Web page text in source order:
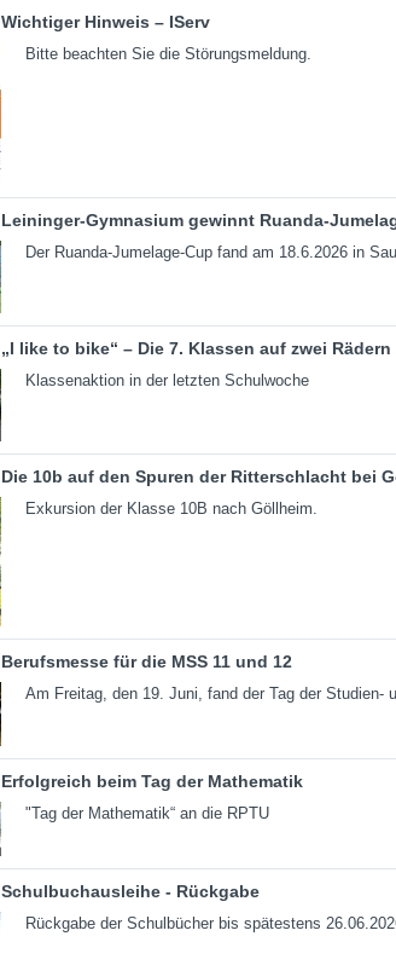
Wichtiger Hinweis – IServ
Bitte beachten Sie die Störungsmeldung.
Leininger-Gymnasium gewinnt Ruanda-
Der Ruanda-Jumelage-Cup fand am 18.6.2026 in
„I like to bike“ – Die 7. Klassen auf zwei Rädern
Klassenaktion in der letzten Schulwoche
Die 10b auf den Spuren der Ritterschlacht bei
Exkursion der Klasse 10B nach Göllheim.
Berufsmesse für die MSS 11 und 12
Am Freitag, den 19. Juni, fand der Tag der Studien-
Erfolgreich beim Tag der Mathematik
"Tag der Mathematik“ an die RPTU
Schulbuchausleihe - Rückgabe
Rückgabe der Schulbücher bis spätestens